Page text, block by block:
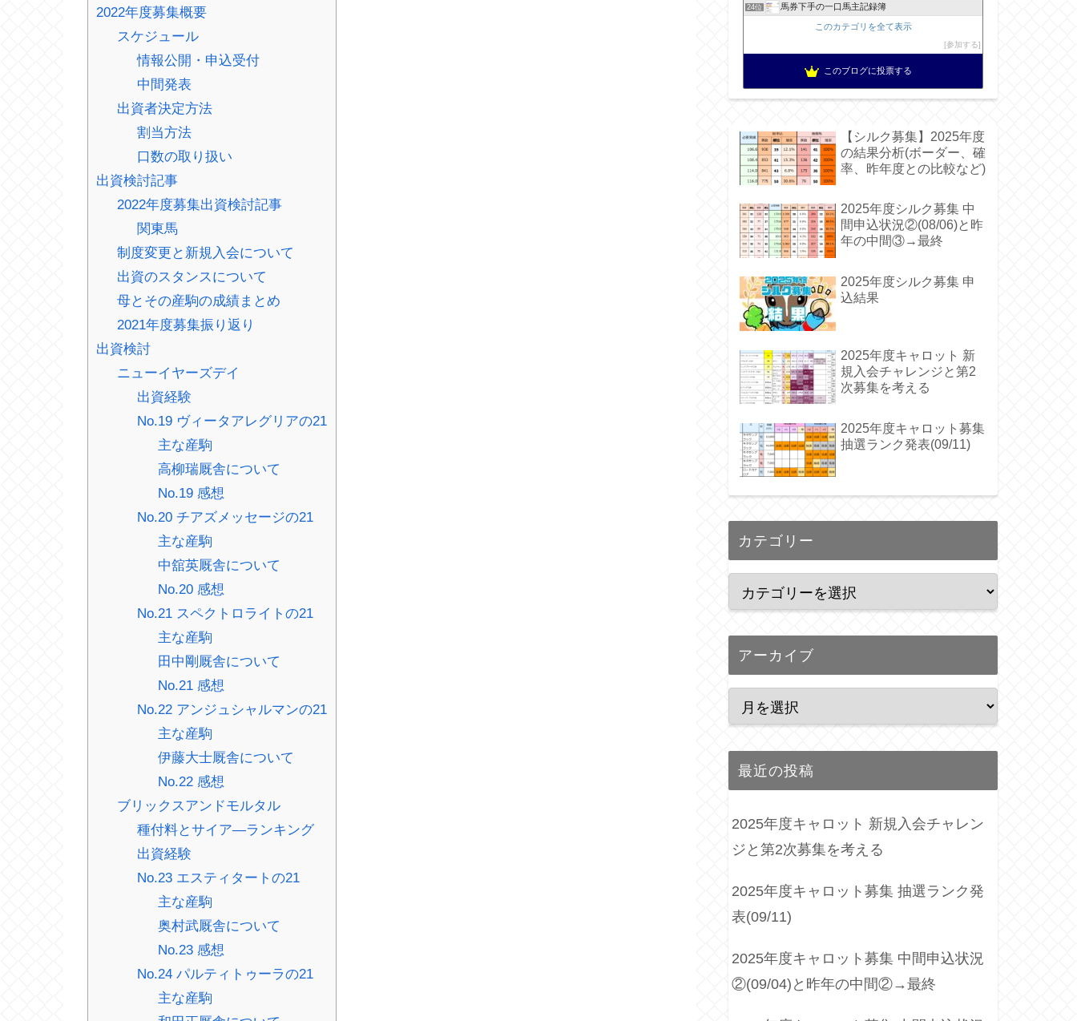
2022年度募集概要
スケジュール
情報公開・申込受付
中間発表
出資者決定方法
割当方法
口数の取り扱い
出資検討記事
2022年度募集出資検討記事
関東馬
制度変更と新規入会について
出資のスタンスについて
母とその産駒の成績まとめ
2021年度募集振り返り
出資検討
ニューイヤーズデイ
出資経験
No.19 ヴィータアレグリアの21
主な産駒
高柳瑞厩舎について
No.19 感想
No.20 チアズメッセージの21
主な産駒
中舘英厩舎について
No.20 感想
No.21 スペクトロライトの21
主な産駒
田中剛厩舎について
No.21 感想
No.22 アンジュシャルマンの21
主な産駒
伊藤大士厩舎について
No.22 感想
ブリックスアンドモルタル
種付料とサイア―ランキング
出資経験
No.23 エスティタートの21
主な産駒
奥村武厩舎について
No.23 感想
No.24 パルティトゥーラの21
主な産駒
24位 馬券下手の一口馬主記録簿
このカテゴリを全て表示
参加する
このブログに投票する
【シルク募集】2025年度
の結果分析(ボーダー、確
率、昨年度との比較など)
2025年度シルク募集 中
間申込状況②(08/06)と昨
年の中間③→最終
2025年度シルク募集 申
込結果
2025年度キャロット 新
規入会チャレンジと第2
次募集を考える
2025年度キャロット募集
抽選ランク発表(09/11)
カテゴリー
アーカイブ
最近の投稿
2025年度キャロット 新規入会チャレン
ジと第2次募集を考える
2025年度キャロット募集 抽選ランク発
表(09/11)
2025年度キャロット募集 中間申込状況
②(09/04)と昨年の中間②→最終